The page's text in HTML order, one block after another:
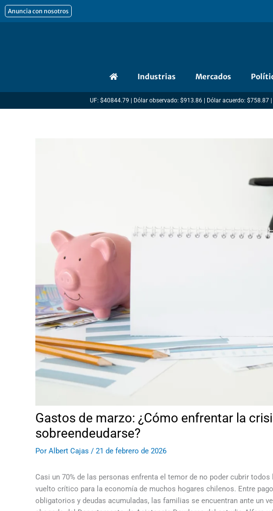
al
Anuncia con nosotros
Industrias Mercados
UF: $40844.79 | Dólar observado: $913.86 | Dólar acuerdo: $758.87
Gastos de marzo: ¿Cómo enfrentar la
sobreendeudarse?
Por Albert Cajas / 21 de febrero de 2026
Casi un 70% de las personas enfrenta el temor de no poder cubrir
vuelto crítico para la economía de muchos hogares chilenos. Entre
obligatorios y deudas acumuladas, las familias se encuentran ante un